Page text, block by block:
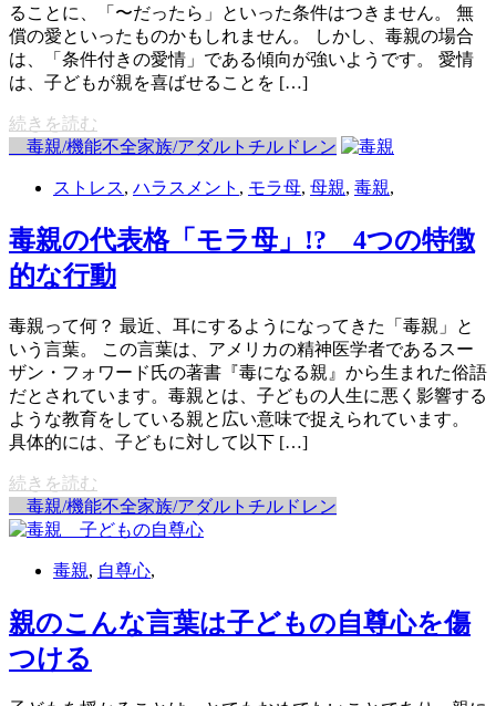
ることに、「〜だったら」といった条件はつきません。 無
償の愛といったものかもしれません。 しかし、毒親の場合
は、「条件付きの愛情」である傾向が強いようです。 愛情
は、子どもが親を喜ばせることを […]
続きを読む
毒親/機能不全家族/アダルトチルドレン
ストレス, ハラスメント , モラ母, 母親, 毒親,
毒親の代表格「モラ母」!? 4つの特徴
的な行動
毒親って何？ 最近、耳にするようになってきた「毒親」と
いう言葉。 この言葉は、アメリカの精神医学者であるスー
ザン・フォワード氏の著書『毒になる親』から生まれた俗語
だとされています。毒親とは、子どもの人生に悪く影響する
ような教育をしている親と広い意味で捉えられています。
具体的には、子どもに対して以下 […]
続きを読む
毒親/機能不全家族/アダルトチルドレン
毒親, 自尊心,
親のこんな言葉は子どもの自尊心を傷
つける